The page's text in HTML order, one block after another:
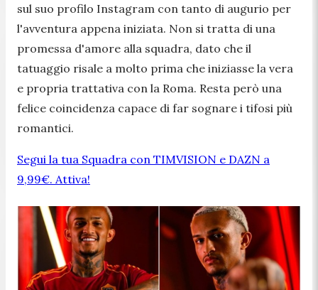
sul suo profilo Instagram con tanto di augurio per
l'avventura appena iniziata. Non si tratta di una
promessa d'amore alla squadra, dato che il
tatuaggio risale a molto prima che iniziasse la vera
e propria trattativa con la Roma. Resta però una
felice coincidenza capace di far sognare i tifosi più
romantici.
Segui la tua Squadra con TIMVISION e DAZN a
9,99€. Attiva!